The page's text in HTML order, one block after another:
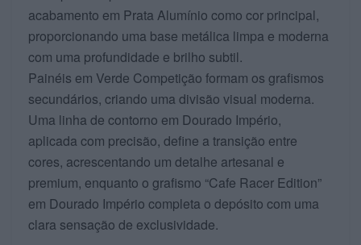
acabamento em Prata Alumínio como cor principal,
proporcionando uma base metálica limpa e moderna
com uma profundidade e brilho subtil.
Painéis em Verde Competição formam os grafismos
secundários, criando uma divisão visual moderna.
Uma linha de contorno em Dourado Império,
aplicada com precisão, define a transição entre
cores, acrescentando um detalhe artesanal e
premium, enquanto o grafismo “Cafe Racer Edition”
em Dourado Império completa o depósito com uma
clara sensação de exclusividade.